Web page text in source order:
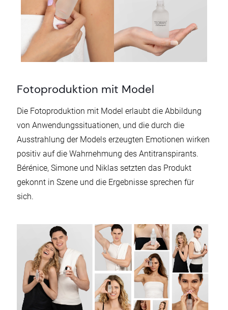
Fotoproduktion mit Model
Die Fotoproduktion mit Model erlaubt die Abbildung
von Anwendungssituationen, und die durch die
Ausstrahlung der Models erzeugten Emotionen wirken
positiv auf die Wahrnehmung des Antitranspirants.
Bérénice, Simone und Niklas setzten das Produkt
gekonnt in Szene und die Ergebnisse sprechen für
sich.